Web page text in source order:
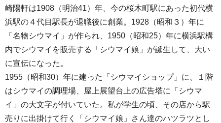
崎陽軒は1908（明治41）年、今の桜木町駅にあった初代横
浜駅の４代目駅長が退職後に創業。1928（昭和３）年に
「名物シウマイ」が作られ、1950（昭和25）年に横浜駅構
内でシウマイを販売する「シウマイ娘」が誕生して、大い
に宣伝になった。
1955（昭和30）年に建った「シウマイショップ」に、１階
はシウマイの調理場、屋上展望台上の広告塔に「シウマ
イ」の大文字が付いていた。私が学生の頃、その店から駅
売りに出掛けて行く「シウマイ娘」さん達のハツラツとし